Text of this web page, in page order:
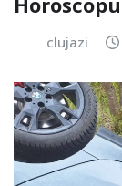
clujazi